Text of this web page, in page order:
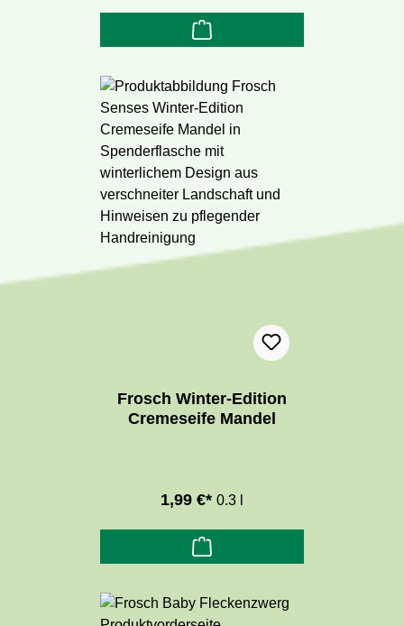
Frosch Winter-Edition
Cremeseife Mandel
1,99 €* 0.3 l